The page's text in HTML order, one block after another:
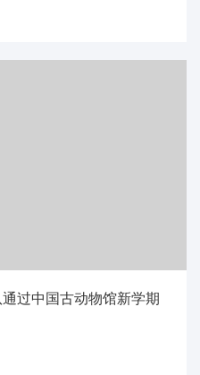
过中国古动物馆新学期